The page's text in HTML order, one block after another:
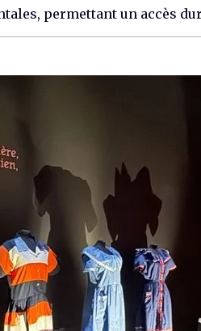
permettant un accès